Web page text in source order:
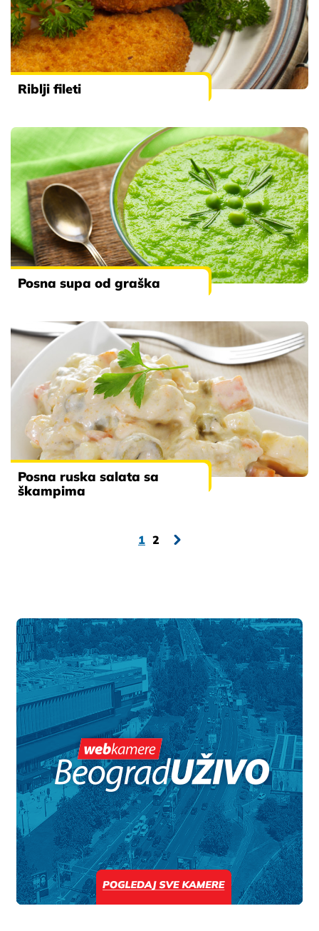
Riblji fileti
Posna supa od graška
Posna ruska salata sa
škampima
1 2